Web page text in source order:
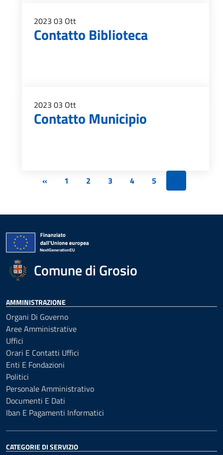
2023 03 Ott
Contatto Biblioteca
2023 03 Ott
Contatto Municipio
« 1 2 3 4 5
Comune di Grosio
AMMINISTRAZIONE
Organi Di Governo
Aree Amministrative
Uffici
Orari E Contatti Uffici
Enti E Fondazioni
Politici
Personale Amministrativo
Documenti E Dati
Iban E Pagamenti Informatici
CATEGORIE DI SERVIZIO